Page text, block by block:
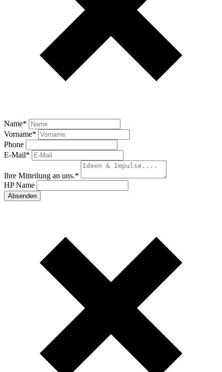
Name*
Vorname*
Phone
E-Mail*
Ihre Mitteilung an uns.*
HP Name
Absenden